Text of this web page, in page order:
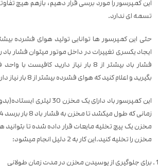
این کمپرسور را مورد برسی قرار دهیم، بازهم هیچ
تسمه ای ندارد.
فشار باد بیشتر از 8 بار نیاز دارید
بگیرید و اعلام کنید که هوای فشرده بیشتر از 8 بار نیاز دارید.09151515154)
این کمپرسور باد دارای یک
مخزن یک پیچ تخلیه مایعات قرار داده شده تا بتوانید
مخزن را تخلیه کنید.این کار به 2 دلیل انجام میشود:
برای جلوگیری از پوسیدن مخزن در مدت زمان طولانی